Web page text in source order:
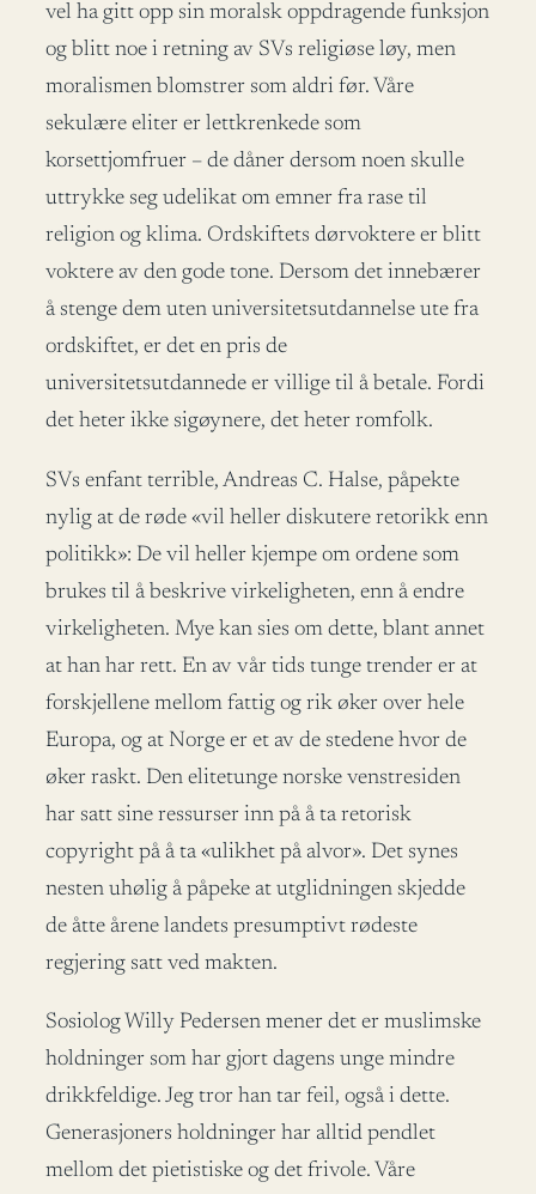
vel ha gitt opp sin moralsk oppdragende funksjon
og blitt noe i retning av SVs religiøse løy, men
moralismen blomstrer som aldri før. Våre
sekulære eliter er lettkrenkede som
korsettjomfruer – de dåner dersom noen skulle
uttrykke seg udelikat om emner fra rase til
religion og klima. Ordskiftets dørvoktere er blitt
voktere av den gode tone. Dersom det innebærer
å stenge dem uten universitetsutdannelse ute fra
ordskiftet, er det en pris de
universitetsutdannede er villige til å betale. Fordi
det heter ikke sigøynere, det heter romfolk.
SVs enfant terrible, Andreas C. Halse, påpekte
nylig at de røde «vil heller diskutere retorikk enn
politikk»: De vil heller kjempe om ordene som
brukes til å beskrive virkeligheten, enn å endre
virkeligheten. Mye kan sies om dette, blant annet
at han har rett. En av vår tids tunge trender er at
forskjellene mellom fattig og rik øker over hele
Europa, og at Norge er et av de stedene hvor de
øker raskt. Den elitetunge norske venstresiden
har satt sine ressurser inn på å ta retorisk
copyright på å ta «ulikhet på alvor». Det synes
nesten uhølig å påpeke at utglidningen skjedde
de åtte årene landets presumptivt rødeste
regjering satt ved makten.
Sosiolog Willy Pedersen mener det er muslimske
holdninger som har gjort dagens unge mindre
drikkfeldige. Jeg tror han tar feil, også i dette.
Generasjoners holdninger har alltid pendlet
mellom det pietistiske og det frivole. Våre